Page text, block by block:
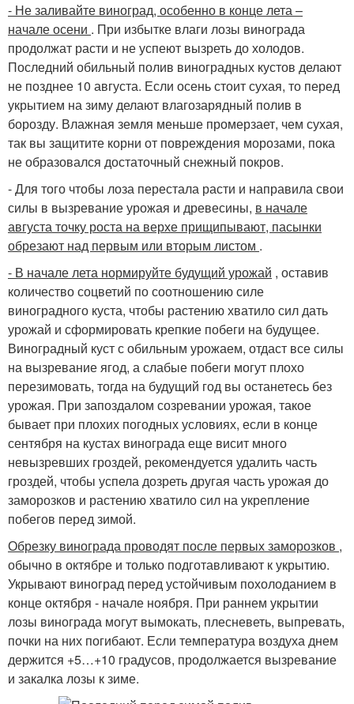
- Не заливайте виноград, особенно в конце лета –
начале осени . При избытке влаги лозы винограда
продолжат расти и не успеют вызреть до холодов.
Последний обильный полив виноградных кустов делают
не позднее 10 августа. Если осень стоит сухая, то перед
укрытием на зиму делают влагозарядный полив в
борозду. Влажная земля меньше промерзает, чем сухая,
так вы защитите корни от повреждения морозами, пока
не образовался достаточный снежный покров.
- Для того чтобы лоза перестала расти и направила свои
силы в вызревание урожая и древесины, в начале
августа точку роста на верхе прищипывают, пасынки
обрезают над первым или вторым листом .
- В начале лета нормируйте будущий урожай , оставив
количество соцветий по соотношению силе
виноградного куста, чтобы растению хватило сил дать
урожай и сформировать крепкие побеги на будущее.
Виноградный куст с обильным урожаем, отдаст все силы
на вызревание ягод, а слабые побеги могут плохо
перезимовать, тогда на будущий год вы останетесь без
урожая. При запоздалом созревании урожая, такое
бывает при плохих погодных условиях, если в конце
сентября на кустах винограда еще висит много
невызревших гроздей, рекомендуется удалить часть
гроздей, чтобы успела дозреть другая часть урожая до
заморозков и растению хватило сил на укрепление
побегов перед зимой.
Обрезку винограда проводят после первых заморозков ,
обычно в октябре и только подготавливают к укрытию.
Укрывают виноград перед устойчивым похолоданием в
конце октября - начале ноября. При раннем укрытии
лозы винограда могут вымокать, плесневеть, выпревать,
почки на них погибают. Если температура воздуха днем
держится +5…+10 градусов, продолжается вызревание
и закалка лозы к зиме.